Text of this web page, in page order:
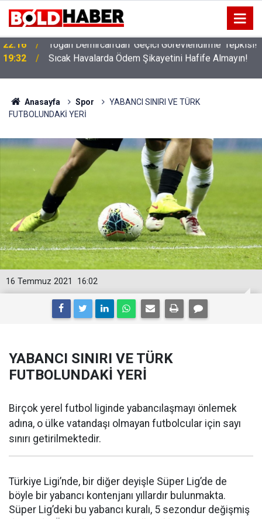
19:32 Sıcak Havalarda Ödem Şikayetini Hafife Almayın!
Anasayfa Spor
YABANCI SINIRI VE TÜRK
FUTBOLUNDAKİ YERİ
16:02
16 Temmuz 2021
YABANCI SINIRI VE TÜRK
FUTBOLUNDAKİ YERİ
Birçok yerel futbol liginde yabancılaşmayı önlemek
adına, o ülke vatandaşı olmayan futbolcular için sayı
sınırı getirilmektedir.
Türkiye Ligi’nde, bir diğer deyişle Süper Lig’de de
böyle bir yabancı kontenjanı yıllardır bulunmakta.
Süper Lig’deki bu yabancı kuralı, 5 sezondur değişmiş